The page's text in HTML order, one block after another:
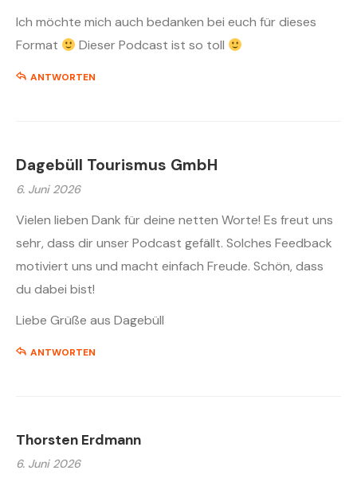
Ich möchte mich auch bedanken bei euch für dieses
Format
Dieser Podcast ist so toll
ANTWORTEN
Dagebüll Tourismus GmbH
6. Juni 2026
Vielen lieben Dank für deine netten Worte! Es freut uns
sehr, dass dir unser Podcast gefällt. Solches Feedback
motiviert uns und macht einfach Freude. Schön, dass
du dabei bist!
Liebe Grüße aus Dagebüll
ANTWORTEN
Thorsten Erdmann
6. Juni 2026